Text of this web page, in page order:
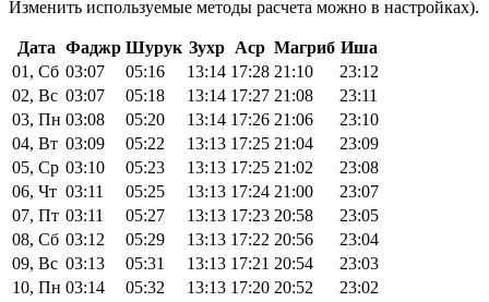
Изменить используемые методы расчета можно в настройках).
Дата Фаджр Шурук Зухр Аср Магриб Иша
01, Сб 03:07 05:16 13:14 17:28 21:10
23:12
02, Вс 03:07 05:18 13:14 17:27 21:08
23:11
03, Пн 03:08 05:20 13:14 17:26 21:06
23:10
04, Вт 03:09 05:22 13:13 17:25 21:04
23:09
05, Ср 03:10 05:23 13:13 17:25 21:02
23:08
06, Чт 03:11 05:25 13:13 17:24 21:00
23:07
07, Пт 03:11 05:27 13:13 17:23 20:58
23:05
08, Сб 03:12 05:29 13:13 17:22 20:56
23:04
09, Вс 03:13 05:31 13:13 17:21 20:54
23:03
10, Пн 03:14 05:32 13:13 17:20 20:52
23:02